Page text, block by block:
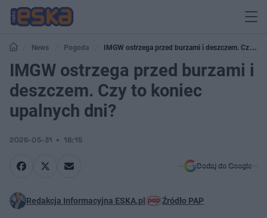
News Pogoda
IMGW ostrzega przed burzami i deszczem. Czy to
koniec upalnych dni?
IMGW ostrzega przed burzami i
deszczem. Czy to koniec
upalnych dni?
2026-05-31 18:15
Dodaj do Google
Redakcja Informacyjna ESKA.pl Źródło PAP